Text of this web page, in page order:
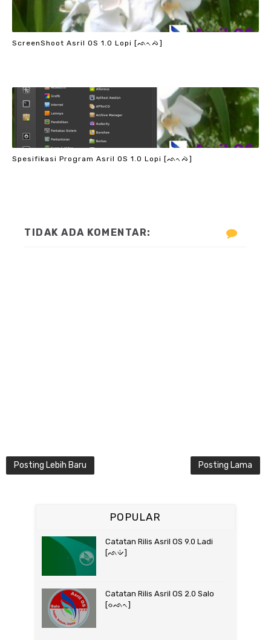
ScreenShoot Asril OS 1.0 Lopi [ᨒᨚᨄᨗ]
Spesifikasi Program Asril OS 1.0 Lopi [ᨒᨚᨄᨗ]
TIDAK ADA KOMENTAR:
Posting Lebih Baru Posting Lama
POPULAR
Catatan Rilis Asril OS 9.0 Ladi
[ᨒᨉᨗ]
Catatan Rilis Asril OS 2.0 Salo
[ᨔᨒᨚ]